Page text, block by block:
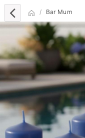
Bar Mum